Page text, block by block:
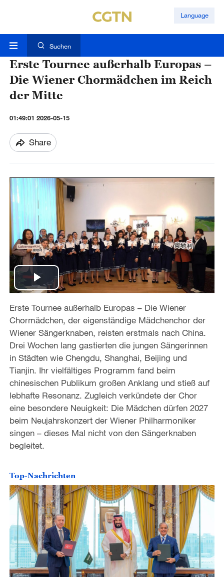
Language
Suchen
Erste Tournee außerhalb Europas –
Die Wiener Chormädchen im Reich
der Mitte
01:49:01 2026-05-15
Share
P
l
a
y
V
i
d
e
o
Erste Tournee außerhalb Europas – Die Wiener
Chormädchen, der eigenständige Mädchenchor der
Wiener Sängerknaben, reisten erstmals nach China.
Drei Wochen lang gastierten die jungen Sängerinnen
in Städten wie Chengdu, Shanghai, Beijing und
Tianjin. Ihr vielfältiges Programm fand beim
chinesischen Publikum großen Anklang und stieß auf
lebhafte Resonanz. Zugleich verkündete der Chor
eine besondere Neuigkeit: Die Mädchen dürfen 2027
beim Neujahrskonzert der Wiener Philharmoniker
singen – dieses Mal nicht von den Sängerknaben
begleitet.
Top-Nachrichten